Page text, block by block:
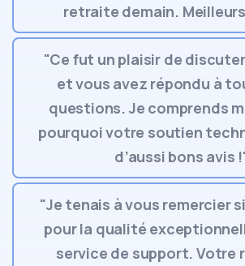
retraite demain.
"Ce fut un plaisir de
et vous avez répondu à
questions. Je comprends
pourquoi votre soutien
d’aussi bons avis
"Je tenais à vous remercier
pour la qualité
service de support. Votre